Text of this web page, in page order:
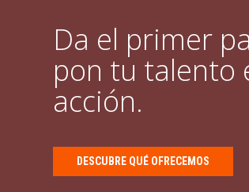
Da el primer
pon tu talento
acción.
DESCUBRE QUÉ OFRECEMOS